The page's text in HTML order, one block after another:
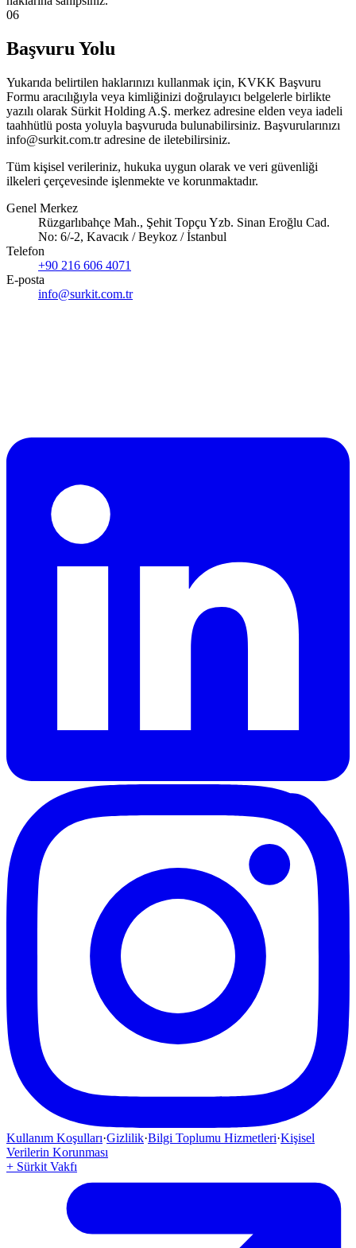
06
Başvuru Yolu
Yukarıda belirtilen haklarınızı kullanmak için, KVKK Başvuru
Formu aracılığıyla veya kimliğinizi doğrulayıcı belgelerle birlikte
yazılı olarak Sürkit Holding A.Ş. merkez adresine elden veya iadeli
taahhütlü posta yoluyla başvuruda bulunabilirsiniz. Başvurularınızı
info@surkit.com.tr adresine de iletebilirsiniz.
Tüm kişisel verileriniz, hukuka uygun olarak ve veri güvenliği
ilkeleri çerçevesinde işlenmekte ve korunmaktadır.
Genel Merkez
Rüzgarlıbahçe Mah., Şehit Topçu Yzb. Sinan Eroğlu Cad.
No: 6/-2, Kavacık / Beykoz / İstanbul
Telefon
+90 216 606 4071
E-posta
info@surkit.com.tr
Kullanım Koşulları·Gizlilik·Bilgi Toplumu Hizmetleri·Kişisel
Verilerin Korunması
+ Sürkit Vakfı